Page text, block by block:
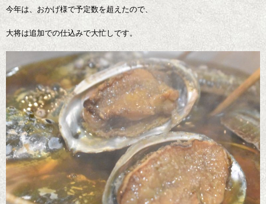
今年は、おかげ様で予定数を超えたので、
大将は追加での仕込みで大忙しです。